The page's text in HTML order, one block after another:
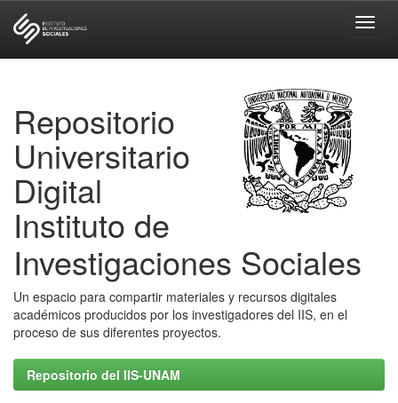
Repositorio
Universitario
Digital
Instituto de
Investigaciones Sociales
Un espacio para compartir materiales y recursos digitales
académicos producidos por los investigadores del IIS, en el
proceso de sus diferentes proyectos.
Repositorio del IIS-UNAM